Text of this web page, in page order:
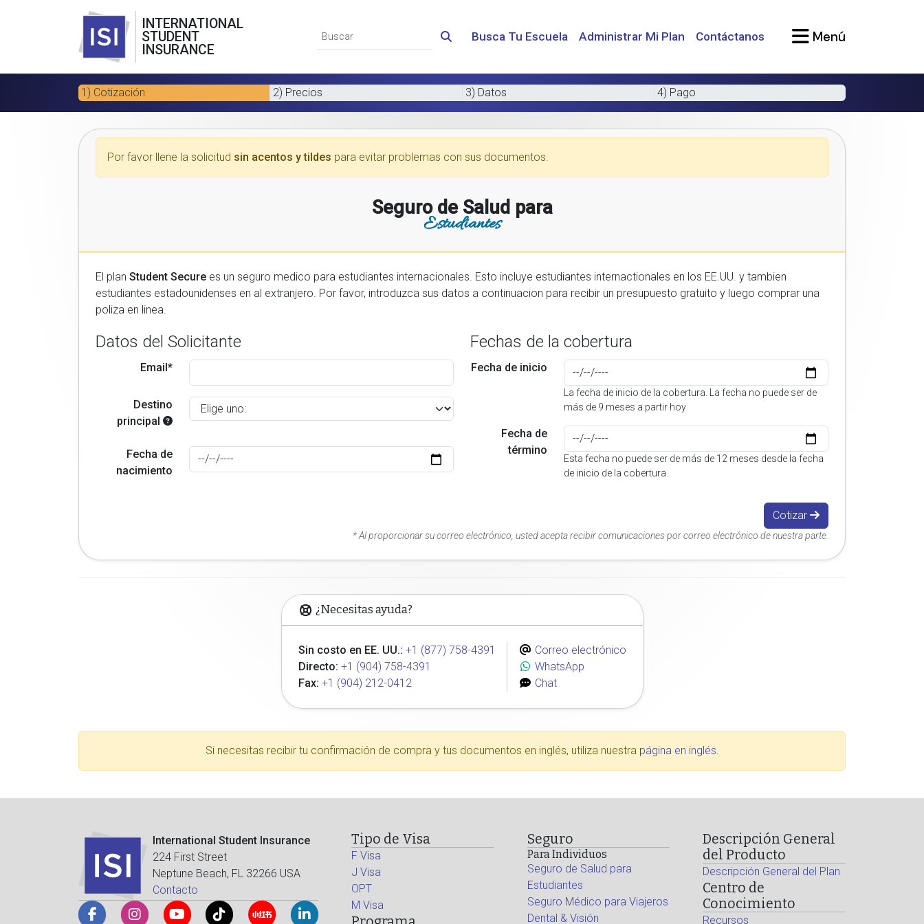
INTERNATIONAL
STUDENT
INSURANCE
Busca Tu Escuela Administrar Mi Plan Contáctanos Menú
1) Cotización 2) Precios 3) Datos 4) Pago
Por favor llene la solicitud sin acentos y tildes para evitar problemas con sus documentos.
Seguro de Salud para
Estudiantes
El plan Student Secure es un seguro medico para estudiantes internacionales. Esto incluye estudiantes internactionales en los EE.UU. y tambien
estudiantes estadounidenses en al extranjero. Por favor, introduzca sus datos a continuacion para recibir un presupuesto gratuito y luego comprar una
poliza en linea.
Datos del Solicitante
Email*
Destino
principal
Fecha de
nacimiento
Fechas de la cobertura
Fecha de inicio
La fecha de inicio de la cobertura. La fecha no puede ser de
más de 9 meses a partir hoy
Fecha de
término
Esta fecha no puede ser de más de 12 meses desde la fecha
de inicio de la cobertura.
Cotizar
* Al proporcionar su correo electrónico, usted acepta recibir comunicaciones por correo electrónico de nuestra parte.
¿Necesitas ayuda?
Sin costo en EE. UU.: +1 (877) 758-4391
Directo: +1 (904) 758-4391
Fax: +1 (904) 212-0412
Correo electrónico
WhatsApp
Chat
Si necesitas recibir tu confirmación de compra y tus documentos en inglés, utiliza nuestra página en inglés.
International Student Insurance
224 First Street
Neptune Beach, FL 32266 USA
Contacto
Tipo de Visa
F Visa
J Visa
OPT
M Visa
Seguro
Para Individuos
Seguro de Salud para
Estudiantes
Seguro Médico para Viajeros
Dental & Visión
Descripción General
del Producto
Descripción General del Plan
Centro de
Conocimiento
Recursos